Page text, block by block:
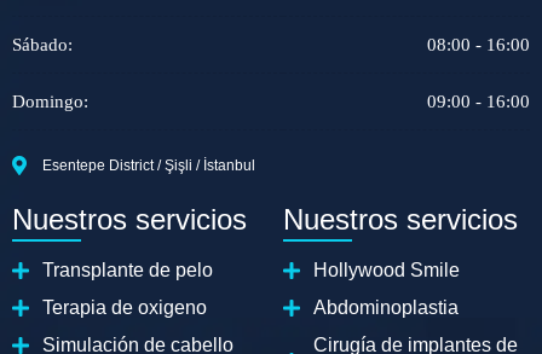
Sábado: 08:00 - 16:00
Domingo: 09:00 - 16:00
Esentepe District / Şişli / İstanbul
Nuestros servicios
Transplante de pelo
Terapia de oxigeno
Simulación de cabello
Nuestros servicios
Hollywood Smile
Abdominoplastia
Cirugía de implantes de